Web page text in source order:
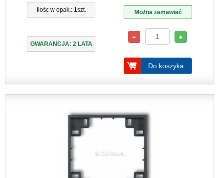
Ilośc w opak.: 1szt.
GWARANCJA: 2 LATA
Można zamawiać
Do koszyka